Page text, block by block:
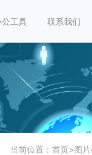
公工具 联系我们
当前位置： 首页>图